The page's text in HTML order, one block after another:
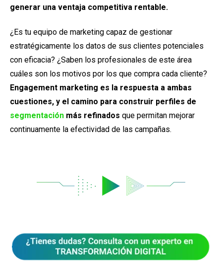
generar una ventaja competitiva rentable.
¿Es tu equipo de marketing capaz de gestionar
estratégicamente los datos de sus clientes potenciales
con eficacia? ¿Saben los profesionales de este área
cuáles son los motivos por los que compra cada cliente?
Engagement marketing es la respuesta a ambas
cuestiones, y el camino para construir perfiles de
segmentación más refinados que permitan mejorar
continuamente la efectividad de las campañas.